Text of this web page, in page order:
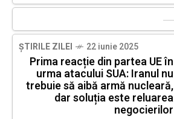
ȘTIRILE ZILEI 22 iunie 2025
Prima reacție din partea UE în
urma atacului SUA: Iranul nu
trebuie să aibă armă nucleară,
dar soluția este reluarea
negocierilor